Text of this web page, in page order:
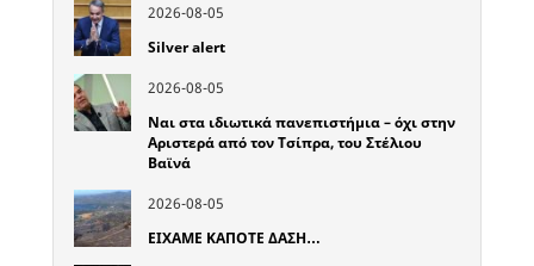
2026-08-05
Silver alert
2026-08-05
Ναι στα ιδιωτικά πανεπιστήμια – όχι στην
Αριστερά από τον Τσίπρα, του Στέλιου
Βαϊνά
2026-08-05
ΕΙΧΑΜΕ ΚΑΠΟΤΕ ΔΑΣΗ…